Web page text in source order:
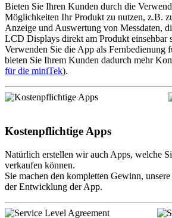
Bieten Sie Ihren Kunden durch die
Möglichkeiten Ihr Produkt zu nutzen, z.B.
Anzeige und Auswertung von Messdaten,
LCD Displays direkt am Produkt einsehbar
Verwenden Sie die App als Fernbedienung
bieten Sie Ihrem Kunden dadurch mehr
für die miniTek).
Kostenpflichtige Apps
Natürlich erstellen wir auch Apps, welche
verkaufen können.
Sie machen den kompletten Gewinn,
der Entwicklung der App.